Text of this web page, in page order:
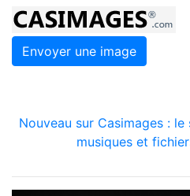
Envoyer une image
Nouveau sur Casimages :
musiques et